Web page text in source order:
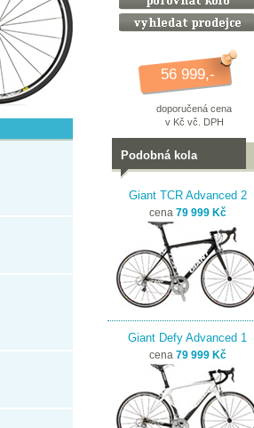
56 999,-
doporučená cena
v Kč vč. DPH
Podobná kola
Giant TCR Advanced 2
cena 79 999 Kč
Giant Defy Advanced 1
cena 79 999 Kč